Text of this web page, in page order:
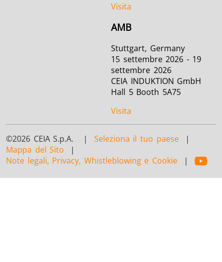
Visita
AMB
Stuttgart, Germany
15 settembre 2026 - 19
settembre 2026
CEIA INDUKTION GmbH
Hall 5 Booth 5A75
Visita
©2026 CEIA S.p.A. | Seleziona il tuo paese|
Mappa del Sito |
Note legali, Privacy, Whistleblowing e Cookie|